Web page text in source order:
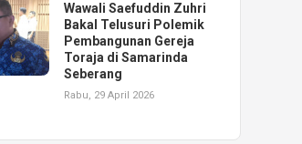
Wawali Saefuddin Zuhri
Bakal Telusuri Polemik
Pembangunan Gereja
Toraja di Samarinda
Seberang
Rabu, 29 April 2026